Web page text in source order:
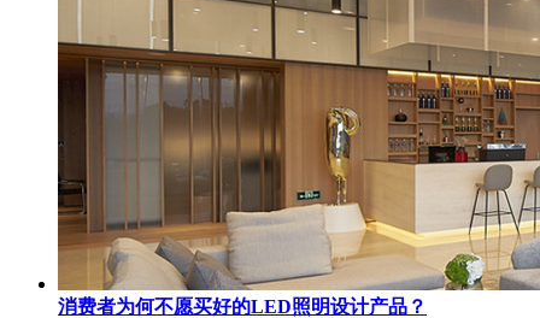
消费者为何不愿买好的LED照明设计产品？